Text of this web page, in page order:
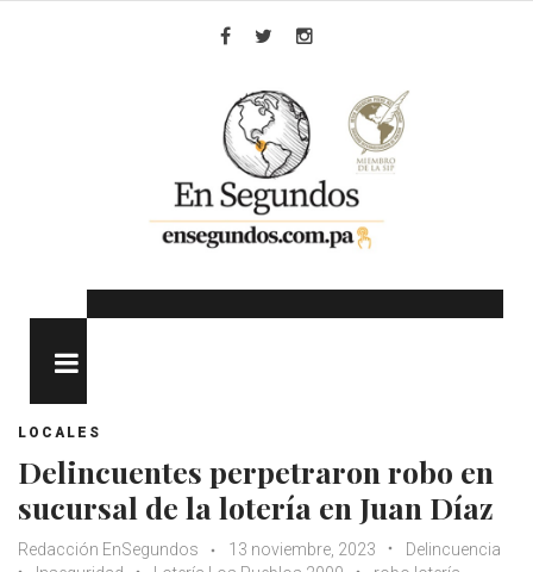
LOCALES
Delincuentes perpetraron robo en
sucursal de la lotería en Juan Díaz
Redacción EnSegundos 13 noviembre, 2023
Delincuencia